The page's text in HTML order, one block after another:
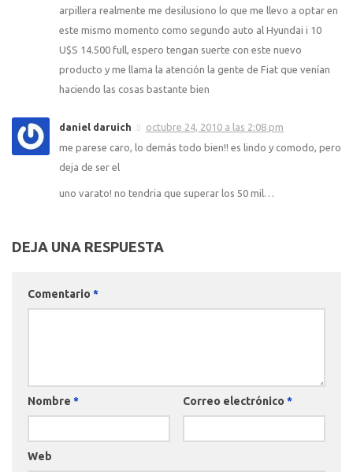
arpillera realmente me desilusiono lo que me llevo a optar en
este mismo momento como segundo auto al Hyundai i 10
U$S 14.500 full, espero tengan suerte con este nuevo
producto y me llama la atención la gente de Fiat que venían
haciendo las cosas bastante bien
daniel daruich
octubre 24, 2010 a las 2:08 pm
me parese caro, lo demás todo bien!! es lindo y comodo, pero
deja de ser el
uno varato! no tendria que superar los 50 mil…
DEJA UNA RESPUESTA
Comentario *
Nombre * Correo electrónico *
Web